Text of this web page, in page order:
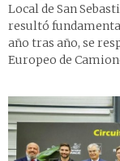
Local de San
resultó
año tras año, se
Europeo de